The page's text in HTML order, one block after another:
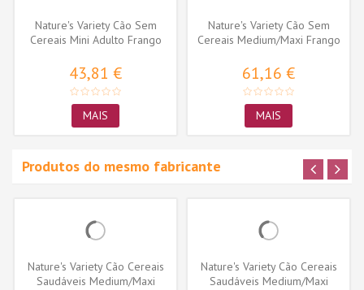
Nature's Variety Cão Sem
Cereais Mini Adulto Frango
43,81 €
MAIS
Nature's Variety Cão Sem
Cereais Medium/Maxi Frango
61,16 €
MAIS
Produtos do mesmo fabricante
Nature's Variety Cão Cereais
Saudáveis Medium/Maxi
Nature's Variety Cão Cereais
Saudáveis Medium/Maxi